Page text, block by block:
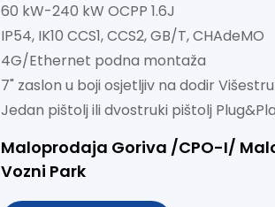
60 kW-240 kW OCPP 1.6J
IP54, IK10 CCS1, CCS2, GB/T, CHAdeMO
4G/Ethernet podna montaža
7" zaslon u boji osjetljiv na dodir
Jedan pištolj ili dvostruki pištolj
Maloprodaja Goriva /CPO-I/
Vozni Park